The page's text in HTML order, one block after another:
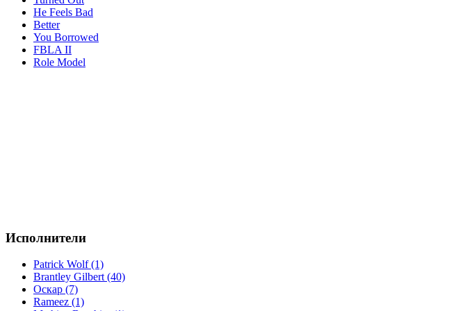
He Feels Bad
Better
You Borrowed
FBLA II
Role Model
Исполнители
Patrick Wolf (1)
Brantley Gilbert (40)
Оскар (7)
Rameez (1)